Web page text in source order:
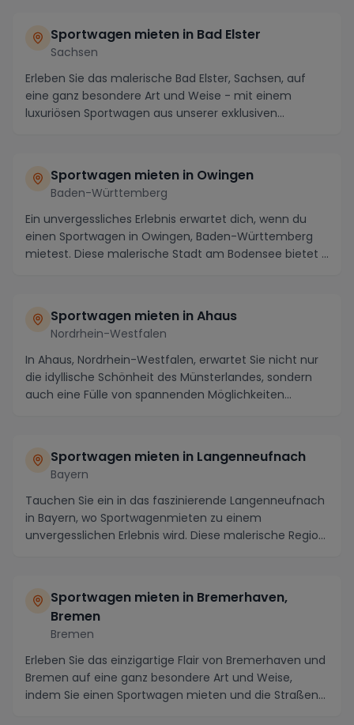
Sportwagen mieten in Bad Elster
Sachsen
Erleben Sie das malerische Bad Elster, Sachsen, auf
eine ganz besondere Art und Weise - mit einem
luxuriösen Sportwagen aus unserer exklusiven
Sportwagen mieten in Owingen
Baden-Württemberg
Ein unvergessliches Erlebnis erwartet dich, wenn du
einen Sportwagen in Owingen, Baden-Württemberg
mietest. Diese malerische Stadt am Bodensee bietet ...
Sportwagen mieten in Ahaus
Nordrhein-Westfalen
In Ahaus, Nordrhein-Westfalen, erwartet Sie nicht nur
die idyllische Schönheit des Münsterlandes, sondern
auch eine Fülle von spannenden Möglichkeiten...
Sportwagen mieten in Langenneufnach
Bayern
Tauchen Sie ein in das faszinierende Langenneufnach
in Bayern, wo Sportwagenmieten zu einem
unvergesslichen Erlebnis wird. Diese malerische Region
Sportwagen mieten in Bremerhaven,
Bremen
Bremen
Erleben Sie das einzigartige Flair von Bremerhaven und
Bremen auf eine ganz besondere Art und Weise,
indem Sie einen Sportwagen mieten und die Straßen...